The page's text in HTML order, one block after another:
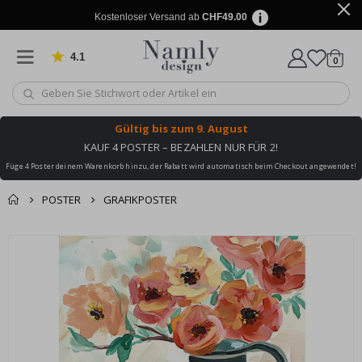
Kostenloser Versand ab CHF49.00
4.1 von 1025 Bewertungen
Wagen
0
Gültig bis zum 9. August
KAUF 4 POSTER – BEZAHLEN NUR FÜR 2!
Füge 4 Poster deinem Warenkorb hinzu, der Rabatt wird automatisch beim Checkout angewendet!
POSTER GRAFIKPOSTER
Zusammen gekaufte
Produkte
Einkaufswagen
Zur Kasse